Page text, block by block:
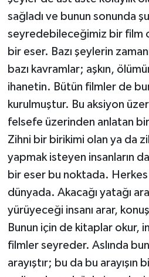
sağladı ve bunun sonunda
seyredebileceğimiz bir film
bir eser. Bazı şeylerin
bazı kavramlar; aşkın,
ihanetin. Bütün filmler de
kurulmuştur. Bu aksiyon
felsefe üzerinden anlatan
Zihni bir birikimi olan ya da
yapmak isteyen insanların
bir eser bu noktada.
dünyada. Akacağı yatağı
yürüyeceği insanı arar,
Bunun için de kitaplar okur,
filmler seyreder. Aslında
arayıştır; bu da bu arayışın